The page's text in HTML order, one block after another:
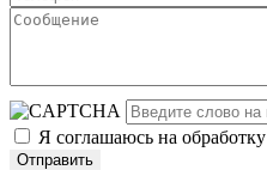
Я соглашаюсь на обработку